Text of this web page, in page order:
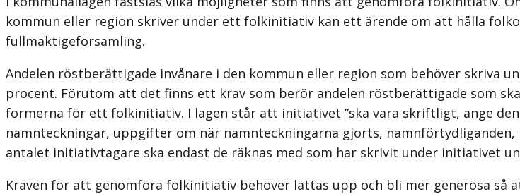
kommun eller region skriver under ett folkinitiativ kan ett ärende om att hålla
fullmäktigeförsamling.
Andelen röstberättigade invånare i den kommun eller region som behöver
procent. Förutom att det finns ett krav som berör andelen röstberättigade som
formerna för ett folkinitiativ. I lagen står att initiativet ”ska vara skriftligt, ange
namnteckningar, uppgifter om när namnteckningarna gjorts,
antalet initiativtagare ska endast de räknas med som har skrivit under initiativet
Kraven för att genomföra folkinitiativ behöver lättas upp och bli mer generösa så